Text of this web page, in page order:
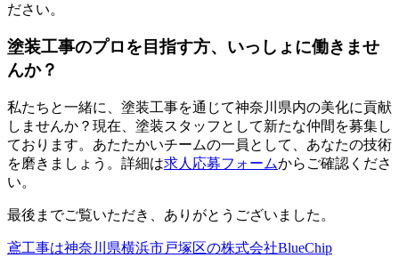
ださい。
塗装工事のプロを目指す方、いっしょに働きませ
んか？
私たちと一緒に、塗装工事を通じて神奈川県内の美化に貢献
しませんか？現在、塗装スタッフとして新たな仲間を募集し
ております。あたたかいチームの一員として、あなたの技術
を磨きましょう。詳細は求人応募フォームからご確認くださ
い。
最後までご覧いただき、ありがとうございました。
鳶工事は神奈川県横浜市戸塚区の株式会社BlueChip